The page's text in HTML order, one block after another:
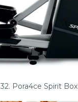
32. Pora4ce Spirit Box